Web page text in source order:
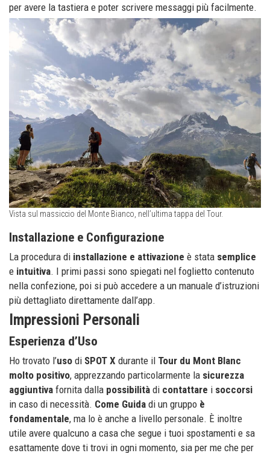
per avere la tastiera e poter scrivere messaggi più facilmente.
Vista sul massiccio del Monte Bianco, nell’ultima tappa del Tour.
Installazione e Configurazione
La procedura di installazione e attivazione è stata semplice
e intuitiva. I primi passi sono spiegati nel foglietto contenuto
nella confezione, poi si può accedere a un manuale d’istruzioni
più dettagliato direttamente dall’app.
Impressioni Personali
Esperienza d’Uso
Ho trovato l’uso di SPOT X durante il Tour du Mont Blanc
molto positivo, apprezzando particolarmente la sicurezza
aggiuntiva fornita dalla possibilità di contattare i soccorsi
in caso di necessità. Come Guida di un gruppo è
fondamentale, ma lo è anche a livello personale. È inoltre
utile avere qualcuno a casa che segue i tuoi spostamenti e sa
esattamente dove ti trovi in ogni momento, sia per me che per